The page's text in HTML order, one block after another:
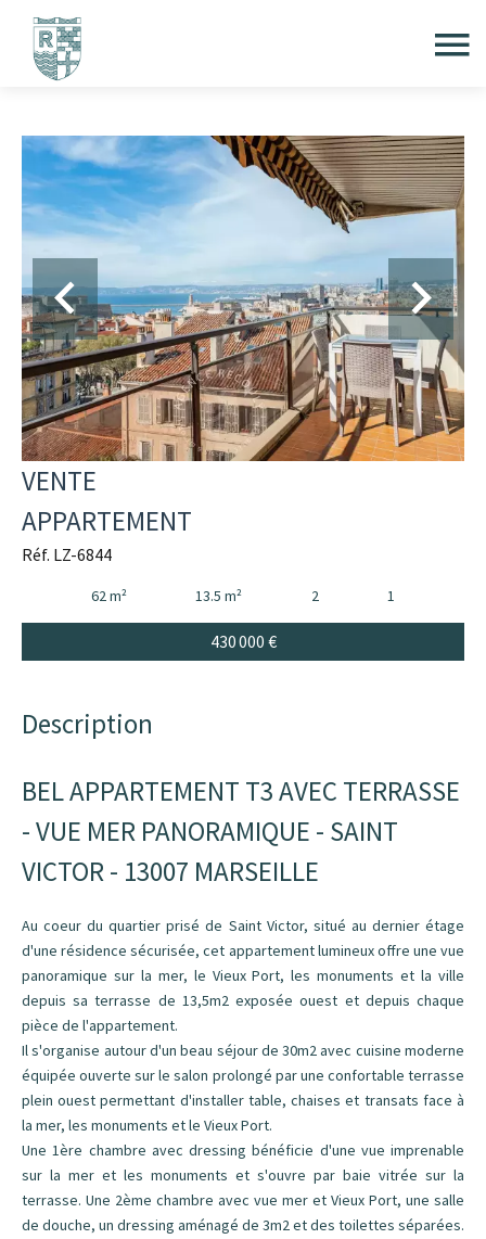
VENTE
APPARTEMENT
Réf. LZ-6844
62 m² 13.5 m² 2 1
430 000 €
Description
BEL APPARTEMENT T3 AVEC TERRASSE
- VUE MER PANORAMIQUE - SAINT
VICTOR - 13007 MARSEILLE
Au coeur du quartier prisé de Saint Victor, situé au dernier étage
d'une résidence sécurisée, cet appartement lumineux offre une vue
panoramique sur la mer, le Vieux Port, les monuments et la ville
depuis sa terrasse de 13,5m2 exposée ouest et depuis chaque
pièce de l'appartement.
Il s'organise autour d'un beau séjour de 30m2 avec cuisine moderne
équipée ouverte sur le salon prolongé par une confortable terrasse
plein ouest permettant d'installer table, chaises et transats face à
la mer, les monuments et le Vieux Port.
Une 1ère chambre avec dressing bénéficie d'une vue imprenable
sur la mer et les monuments et s'ouvre par baie vitrée sur la
terrasse. Une 2ème chambre avec vue mer et Vieux Port, une salle
de douche, un dressing aménagé de 3m2 et des toilettes séparées.